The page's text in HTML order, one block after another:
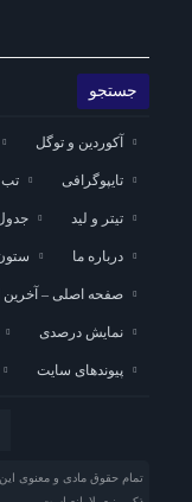
آکوردین و توگل
تایپوگرافی تب
تیتر و لید
درباره ما
صفحه اصلی – آخرین
نمایش درصدی
پیوندهای سایت
تمام حقوق مادی و معنوی